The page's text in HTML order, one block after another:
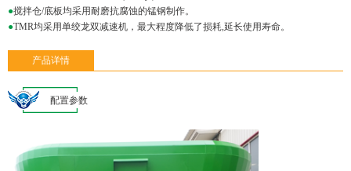
●搅拌仓/底板均采用耐磨抗腐蚀的锰钢制作。
●TMR均采用单绞龙双减速机，最大程度降低了损耗,延长使用寿命。
产品详情
配置参数